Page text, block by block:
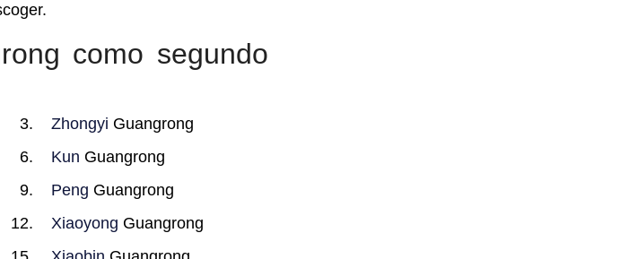
como segundo
Zhongyi Guangrong
Kun Guangrong
Peng Guangrong
Xiaoyong Guangrong